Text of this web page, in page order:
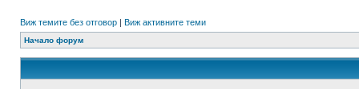
Виж темите без отговор | Виж активните теми
Начало форум